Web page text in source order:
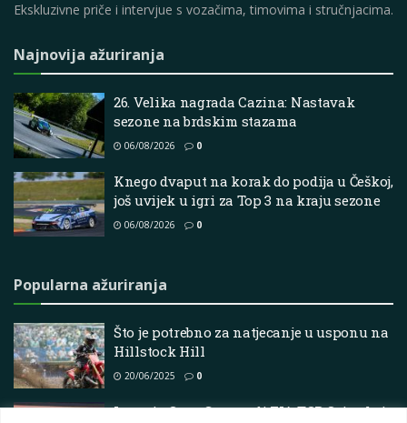
Ekskluzivne priče i intervjue s vozačima, timovima i stručnjacima.
Najnovija ažuriranja
26. Velika nagrada Cazina: Nastavak
sezone na brdskim stazama
06/08/2026 0
Knego dvaput na korak do podija u Češkoj,
još uvijek u igri za Top 3 na kraju sezone
06/08/2026 0
Popularna ažuriranja
Što je potrebno za natjecanje u usponu na
Hillstock Hill
20/06/2025 0
Ignacio Crna Gora vodi FIA TCR Svjetskoj